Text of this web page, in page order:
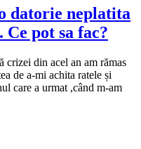
datorie neplatita
Ce pot sa fac?
crizei din acel an am rămas
de a-mi achita ratele și
care a urmat ,când m-am